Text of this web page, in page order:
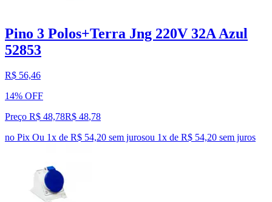
Pino 3 Polos+Terra Jng 220V 32A Azul
52853
R$ 56,46
14% OFF
Preço R$ 48,78R$ 48,78
no Pix Ou 1x de R$ 54,20 sem jurosou 1x de R$ 54,20 sem juros